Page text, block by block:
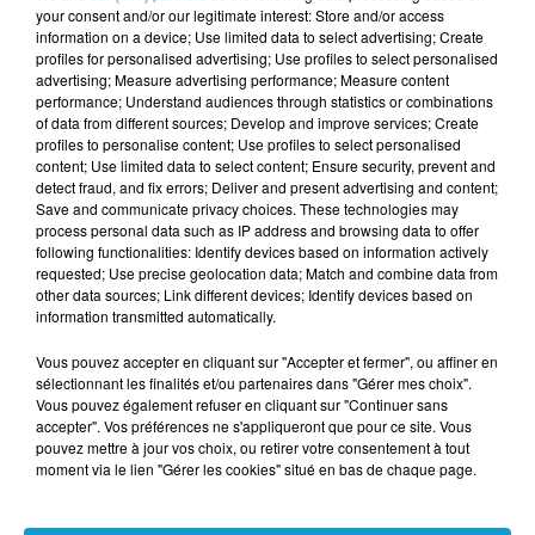
invendus avant le clap de fin. Si les clients
peuvent encore se rendre en magasin
jusqu'au 30 mai, le site internet a d'ores et
déjà suspendu les nouvelles commandes.
LE NORD-OUEST PAS ÉPARGNÉ
Dans le Nord-Ouest, le naufrage industriel
est particulièrement visible, marquant la fin
d'une présence historique dans plusieurs
grandes villes. À Brest, l'enseigne avait déjà
amorcé son retrait avec la fermeture de son
établissement de la rue Jean-Jaurès dès la
fin de l'année 2020.
À Rennes, après les fermetures de la rue
your consent and/or our legitimate interest: Store and/or access
information on a device; Use limited data to select advertising; Create
profiles for personalised advertising; Use profiles to select personalised
advertising; Measure advertising performance; Measure content
performance; Understand audiences through statistics or combinations
of data from different sources; Develop and improve services; Create
profiles to personalise content; Use profiles to select personalised
content; Use limited data to select content; Ensure security, prevent and
detect fraud, and fix errors; Deliver and present advertising and content;
Save and communicate privacy choices. These technologies may
process personal data such as IP address and browsing data to offer
following functionalities: Identify devices based on information actively
requested; Use precise geolocation data; Match and combine data from
other data sources; Link different devices; Identify devices based on
information transmitted automatically.
Vous pouvez accepter en cliquant sur "Accepter et fermer", ou affiner en
sélectionnant les finalités et/ou partenaires dans "Gérer mes choix".
Vous pouvez également refuser en cliquant sur "Continuer sans
accepter". Vos préférences ne s'appliqueront que pour ce site. Vous
pouvez mettre à jour vos choix, ou retirer votre consentement à tout
moment via le lien "Gérer les cookies" situé en bas de chaque page.